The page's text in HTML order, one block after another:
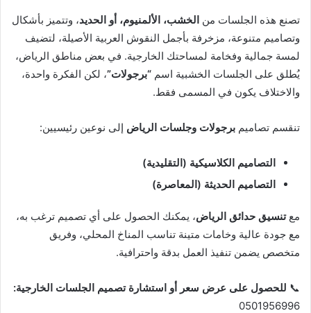
تصنع هذه الجلسات من الخشب، الألمنيوم، أو الحديد، وتتميز بأشكال
وتصاميم متنوعة، مزخرفة بأجمل النقوش العربية الأصيلة، لتضيف
لمسة جمالية وفخامة لمساحتك الخارجية. في بعض مناطق الرياض،
يُطلق على الجلسات الخشبية اسم “برجولات”، لكن الفكرة واحدة،
والاختلاف يكون في المسمى فقط.
تنقسم تصاميم برجولات وجلسات الرياض إلى نوعين رئيسيين:
التصاميم الكلاسيكية (التقليدية)
التصاميم الحديثة (المعاصرة)
معتنسيق حدائق الرياض، يمكنك الحصول على أي تصميم ترغب به،
مع جودة عالية وخامات متينة تناسب المناخ المحلي، وفريق
متخصص يضمن تنفيذ العمل بدقة واحترافية.
📞 للحصول على عرض سعر أو استشارة تصميم الجلسات الخارجية:
0501956996